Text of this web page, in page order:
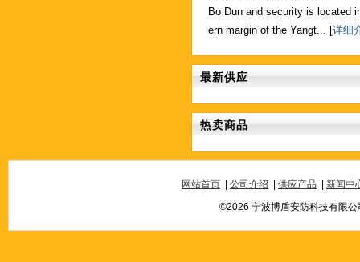
Bo Dun and security is located
ern margin of the Yangt... [详细
最新供应
热卖商品
网站首页 公司介绍 供应产品
新闻中
©2026 宁波博盾安防科技有限